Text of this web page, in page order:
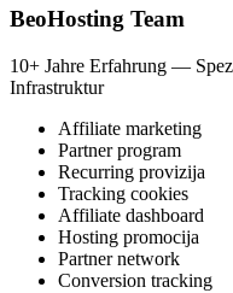
BeoHosting Team
10+ Jahre Erfahrung —
Infrastruktur
Affiliate marketing
Partner program
Recurring provizija
Tracking cookies
Affiliate dashboard
Hosting promocija
Partner network
Conversion tracking